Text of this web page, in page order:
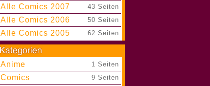
Alle Comics 2007 43 Seiten
Alle Comics 2006 50 Seiten
Alle Comics 2005 62 Seiten
Anime 1 Seiten
Comics 9 Seiten